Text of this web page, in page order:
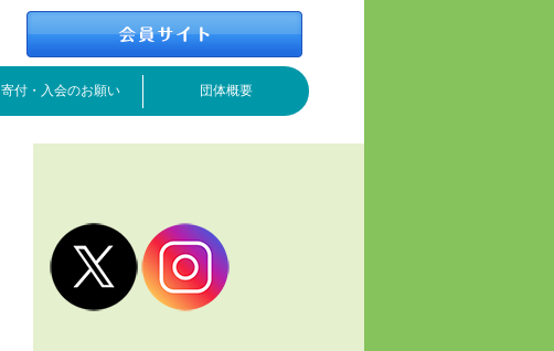
寄付・入会のお願い 団体概要